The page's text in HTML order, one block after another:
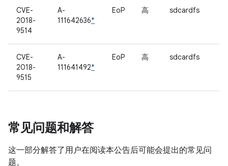
CVE-
2018-
9514
A-
111642636*
EoP 高 sdcardfs
CVE-
2018-
9515
A-
111641492*
EoP 高 sdcardfs
常见问题和解答
这一部分解答了用户在阅读本公告后可能会提出的常见问
题。